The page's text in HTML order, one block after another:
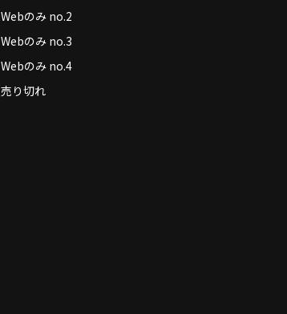
Webのみ no.2
Webのみ no.3
Webのみ no.4
売り切れ